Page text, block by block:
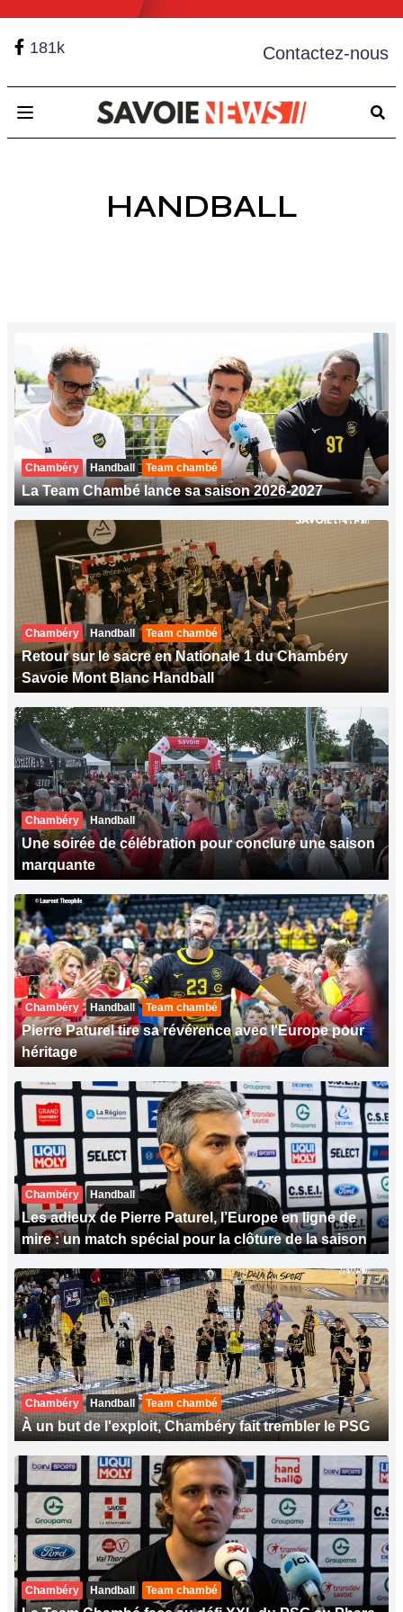
181k Contactez-nous
Open main menu
HANDBALL
Chambéry Handball Team chambé
La Team Chambé lance sa saison 2026-2027
Chambéry Handball Team chambé
Retour sur le sacre en Nationale 1 du Chambéry
Savoie Mont Blanc Handball
Chambéry Handball
Une soirée de célébration pour conclure une saison
marquante
Chambéry Handball Team chambé
Pierre Paturel tire sa révérence avec l'Europe pour
héritage
Chambéry Handball
Les adieux de Pierre Paturel, l’Europe en ligne de
mire : un match spécial pour la clôture de la saison
Chambéry Handball Team chambé
À un but de l'exploit, Chambéry fait trembler le PSG
Chambéry Handball Team chambé